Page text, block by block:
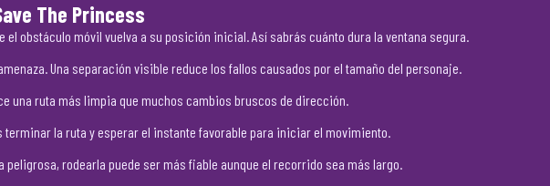
The Princess
el obstáculo móvil vuelva a su posición inicial. Así sabrás cuánto dura la ventana segura.
Una separación visible reduce los fallos causados por el tamaño del personaje.
una ruta más limpia que muchos cambios bruscos de dirección.
terminar la ruta y esperar el instante favorable para iniciar el movimiento.
peligrosa, rodearla puede ser más fiable aunque el recorrido sea más largo.